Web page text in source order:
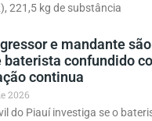
221,5 kg de substância
e mandante
baterista confundido
continua
2026
do Piauí investiga se o